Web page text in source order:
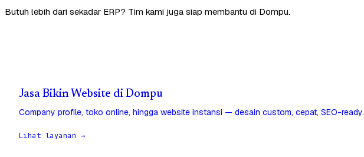
Butuh lebih dari sekadar ERP? Tim kami juga siap membantu di Dompu.
Jasa Bikin Website di Dompu
Company profile, toko online, hingga website instansi — desain custom, cepat, SEO-ready.
Lihat layanan →